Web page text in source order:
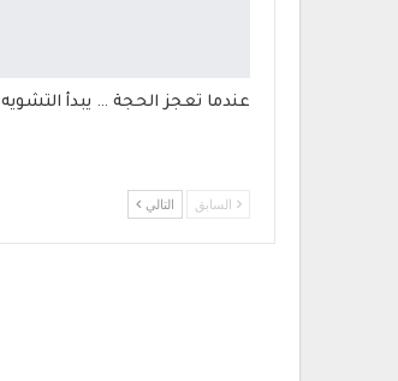
عندما تعجز الحجة … يبدأ التشويه
السابق التالي